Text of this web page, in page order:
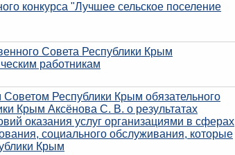
конкурса "Лучшее сельское поселение
Совета Республики Крым
работникам
Республики Крым обязательного
Крым Аксёнова С. В. о результатах
оказания услуг организациями в сферах
социального обслуживания, которые
Крым